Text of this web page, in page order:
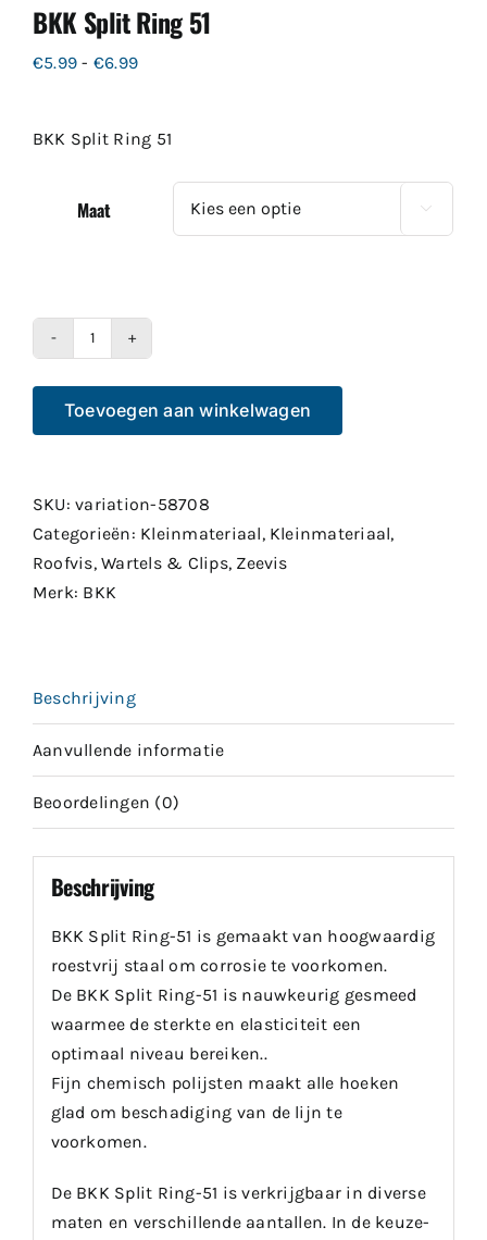
BKK Split Ring 51
€5.99 - €6.99Prijsklasse:
€6.99
BKK Split Ring 51
Maat 
Ring
51
Toevoegen aan winkelwagen
SKU:variation-58708
Categorieën: Kleinmateriaal, Kleinmateriaal,
Roofvis,Wartels & Clips, Zeevis
Merk: BKK
Beschrijving
Aanvullende informatie
Beoordelingen (0)
Beschrijving
BKK Split Ring-51 is gemaakt van hoogwaardig
roestvrij staal om corrosie te voorkomen.
De BKK Split Ring-51 is nauwkeurig gesmeed
waarmee de sterkte en elasticiteit een
optimaal niveau bereiken..
Fijn chemisch polijsten maakt alle hoeken
glad om beschadiging van de lijn te
voorkomen.
De BKK Split Ring-51 is verkrijgbaar in diverse
maten en verschillende aantallen. In de keuze-